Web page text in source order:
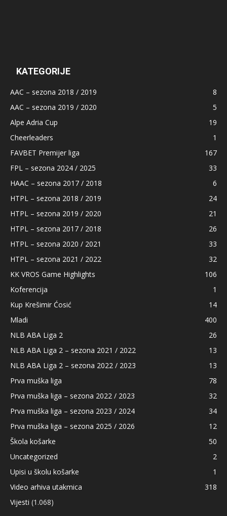
KATEGORIJE
AAC – sezona 2018 / 2019
8
AAC – sezona 2019 / 2020
5
Alpe Adria Cup
19
Cheerleaders
1
FAVBET Premijer liga
167
FPL – sezona 2024 / 2025
33
HAAC – sezona 2017 / 2018
6
HTPL – sezona 2018 / 2019
24
HTPL – sezona 2019 / 2020
21
HTPL – sezona 2017 / 2018
26
HTPL – sezona 2020 / 2021
33
HTPL – sezona 2021 / 2022
32
KK VROS Game Highlights
106
Koferencija
1
Kup Krešimir Ćosić
14
Mladi
400
NLB ABA Liga 2
26
NLB ABA Liga 2 – sezona 2021 / 2022
13
NLB ABA Liga 2 – sezona 2022 / 2023
13
Prva muška liga
78
Prva muška liga – sezona 2022 / 2023
32
Prva muška liga – sezona 2023 / 2024
34
Prva muška liga – sezona 2025 / 2026
12
Škola košarke
50
Uncategorized
2
Upisi u školu košarke
1
Video arhiva utakmica
318
Vijesti (1.068)